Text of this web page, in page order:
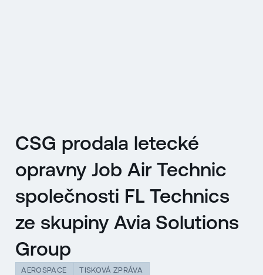
CSG prodala letecké
opravny Job Air Technic
společnosti FL Technics
ze skupiny Avia Solutions
Group
AEROSPACE TISKOVÁ ZPRÁVA